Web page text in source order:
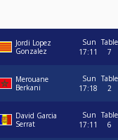
Jordi Lopez
Gonzalez
Sun
17:11
Table
7
Merouane
Berkani
Sun
17:18
Table
2
David Garcia
Serrat
Sun
17:11
Table
6